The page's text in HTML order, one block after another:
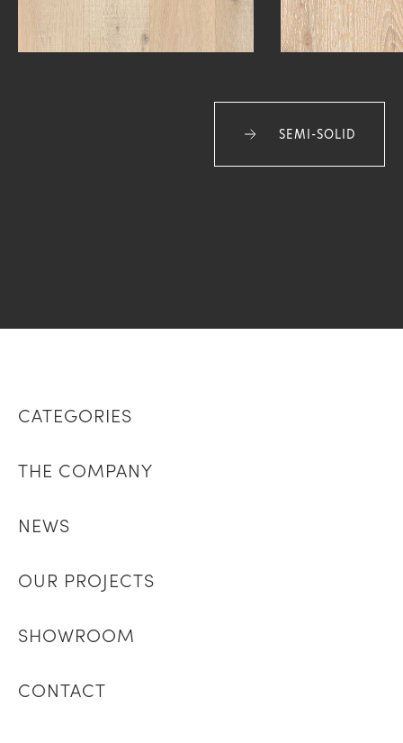
SEMI-SOLID
CATEGORIES
THE COMPANY
NEWS
OUR PROJECTS
SHOWROOM
CONTACT